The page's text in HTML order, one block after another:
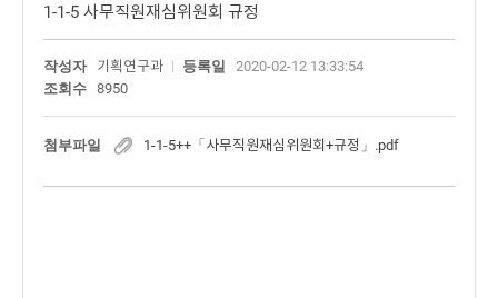
1-1-5 사무직원재심위원회 규정
작성자 기획연구과 등록일
2020-02-12 13:33:54
조회수
8950
첨부파일 1-1-5++「사무직원재심위원회+규정」.pdf